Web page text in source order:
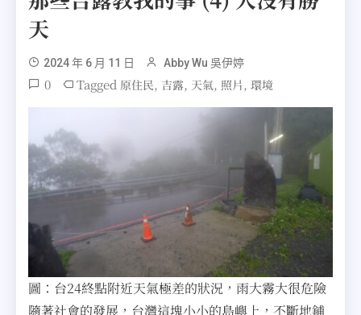
天
2024 年 6 月 11 日 Abby Wu 吳伊婷
0 Tagged 原住民, 吉露, 天氣, 照片 , 環境
圖：台24終點附近天氣極差的狀況，雨大霧大很危險
隨著社會的發展，台灣這塊小小的島嶼上，不斷地鋪